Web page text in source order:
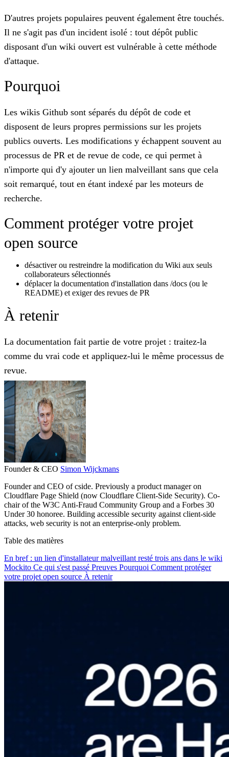
D'autres projets populaires peuvent également être touchés.
Il ne s'agit pas d'un incident isolé : tout dépôt public
disposant d'un wiki ouvert est vulnérable à cette méthode
d'attaque.
Pourquoi
Les wikis Github sont séparés du dépôt de code et
disposent de leurs propres permissions sur les projets
publics ouverts. Les modifications y échappent souvent au
processus de PR et de revue de code, ce qui permet à
n'importe qui d'y ajouter un lien malveillant sans que cela
soit remarqué, tout en étant indexé par les moteurs de
recherche.
Comment protéger votre projet
open source
désactiver ou restreindre la modification du Wiki aux seuls
collaborateurs sélectionnés
déplacer la documentation d'installation dans /docs (ou le
README) et exiger des revues de PR
À retenir
La documentation fait partie de votre projet : traitez-la
comme du vrai code et appliquez-lui le même processus de
revue.
Founder & CEO Simon Wijckmans
Founder and CEO of cside. Previously a product manager on
Cloudflare Page Shield (now Cloudflare Client-Side Security). Co-
chair of the W3C Anti-Fraud Community Group and a Forbes 30
Under 30 honoree. Building accessible security against client-side
attacks, web security is not an enterprise-only problem.
Table des matières
En bref : un lien d'installateur malveillant resté trois ans dans le wiki
Mockito Ce qui s'est passé Preuves Pourquoi Comment protéger
votre projet open source À retenir